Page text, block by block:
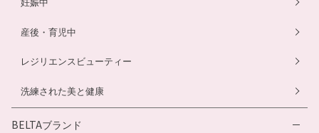
産後・育児中
レジリエンスビューティー
洗練された美と健康
BELTAブランド